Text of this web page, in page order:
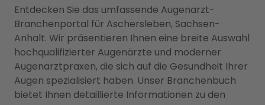
Entdecken Sie das umfassende Augenarzt-
Branchenportal für Aschersleben, Sachsen-
Anhalt. Wir präsentieren Ihnen eine breite Auswahl
hochqualifizierter Augenärzte und moderner
Augenarztpraxen, die sich auf die Gesundheit Ihrer
Augen spezialisiert haben. Unser Branchenbuch
bietet Ihnen detaillierte Informationen zu den